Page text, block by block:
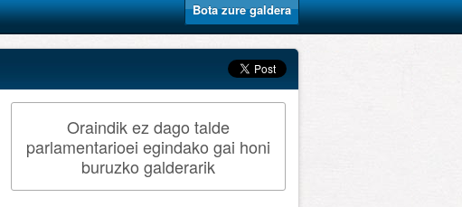
Bota zure galdera
Oraindik ez dago talde
parlamentarioei egindako gai honi
buruzko galderarik